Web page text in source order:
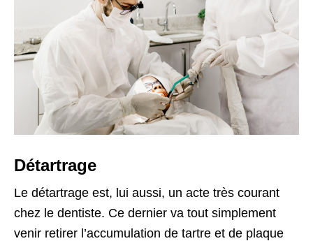
Détartrage
Le détartrage est, lui aussi, un acte très courant
chez le dentiste. Ce dernier va tout simplement
venir retirer l’accumulation de tartre et de plaque